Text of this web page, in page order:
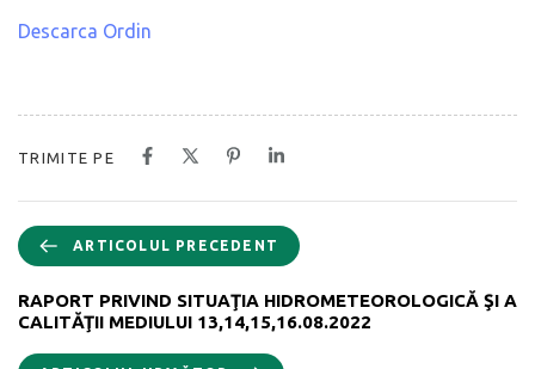
Descarca Ordin
TRIMITE PE
ARTICOLUL PRECEDENT
RAPORT PRIVIND SITUAŢIA HIDROMETEOROLOGICĂ ŞI A
CALITĂŢII MEDIULUI 13,14,15,16.08.2022